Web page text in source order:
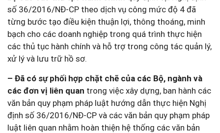
số 36/2016/NĐ-CP theo dịch vụ công mức độ 4 đã
từng bước tạo điều kiện thuận lợi, thông thoáng, minh
bạch cho các doanh nghiệp trong quá trình thực hiện
các thủ tục hành chính và hỗ trợ trong công tác quản lý,
xử lý và lưu trữ hồ sơ.
– Đã có sự phối hợp chặt chẽ của các Bộ, ngành và
các đơn vị liên quan trong việc xây dựng, ban hành các
văn bản quy phạm pháp luật hướng dẫn thực hiện Nghị
định số 36/2016/NĐ-CP và các văn bản quy phạm pháp
luật liên quan nhằm hoàn thiện hệ thống các văn bản